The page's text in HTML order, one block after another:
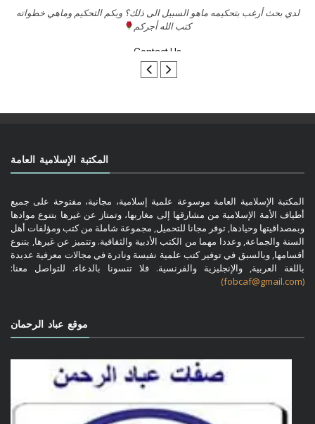
السلام عليكم ورحمة الله وبركاتة أرغب بنشر كتابي معكم
المكتبة الإسلامية العامة
المكتبة الإسلامية العامة موسوعة علمية إسلامية، مجانية، مفتوحة على جميع
أطياف الأمة الإسلامية من مشارقها إلى مغاربها، وتمتاز عن غيرها بتنوع موادها
وبمصداقيتها وحيادها, توفر مجانا للتحميل, مجموعة شاملة من كتب ومؤلفات أهل
السنة والجماعة, وعددا مهما من الكتب الأدبية والثقافية. وتتميز عن غيرها, بتنوع
أقسامها, وبالسبق في توفير كتب علمية نفيسة ونادرة في مجالات معرفية عديدة
باللغة العربية, والإنجليزية والفرنسية. فلا تنسونا بالدعاء. للتواصل معنا:
(fobcaf@gmail.com)
موقع عباد الرحمان